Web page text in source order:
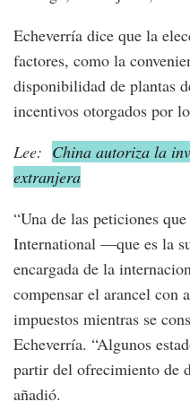
Echeverría dice que la
factores, como la
disponibilidad de plantas
incentivos otorgados por
Lee: China autoriza la
extranjera
“Una de las peticiones
International —que es la
encargada de la
compensar el arancel con
impuestos mientras se
Echeverría. “Algunos
partir del ofrecimiento de
añadió.